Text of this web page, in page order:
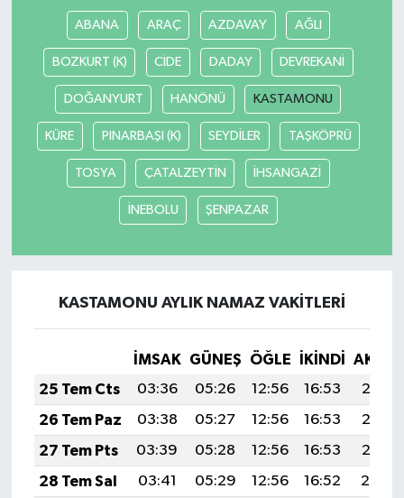
ABANA ARAÇ AZDAVAY AĞLI
BOZKURT (K) CİDE DADAY DEVREKANİ
DOĞANYURT HANÖNÜ KASTAMONU
KÜRE PINARBAŞI (K) SEYDİLER TAŞKÖPRÜ
TOSYA ÇATALZEYTİN İHSANGAZİ
İNEBOLU ŞENPAZAR
KASTAMONU AYLIK NAMAZ VAKITLERI
İMSAK GÜNEŞ ÖĞLE İKINDI
25 Tem Cts
03:36 05:26 12:56 16:53
20:17
26 Tem Paz
03:38 05:27 12:56 16:53
20:16
27 Tem Pts
03:39 05:28 12:56 16:53
20:15
28 Tem Sal
03:41 05:29 12:56 16:52
20:14